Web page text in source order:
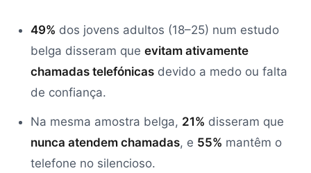
49% dos jovens adultos (18–25) num estudo
belga disseram que evitam ativamente
chamadas telefónicas devido a medo ou falta
de confiança.
Na mesma amostra belga, 21% disseram que
nunca atendem chamadas, e 55% mantêm o
telefone no silencioso.